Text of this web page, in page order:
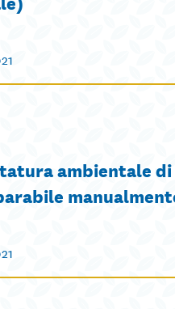
ambientale